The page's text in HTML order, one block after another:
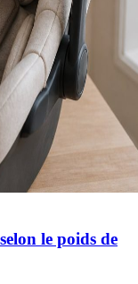
le poids de